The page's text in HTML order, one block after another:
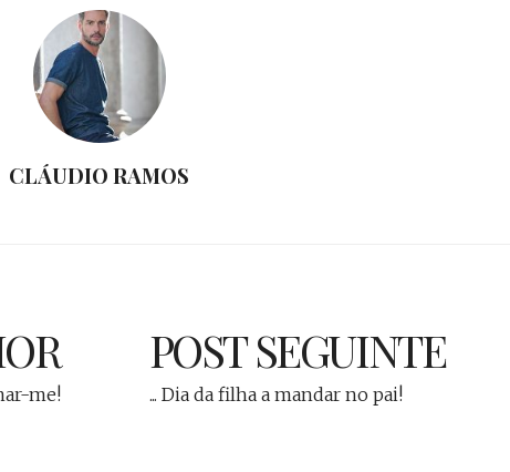
CLÁUDIO RAMOS
me!
POST SEGUINTE
... Dia da filha a mandar no pai!